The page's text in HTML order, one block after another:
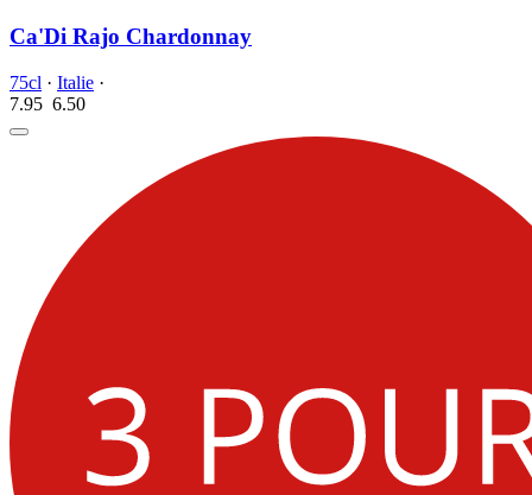
Ca'Di Rajo Chardonnay
75cl · Italie ·
7.95 6.50